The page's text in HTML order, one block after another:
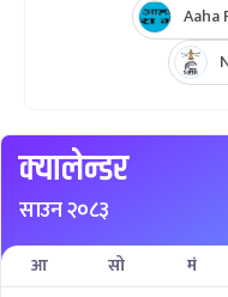
Aaha
क्यालेन्डर
साउन २०८३
आ सो मं